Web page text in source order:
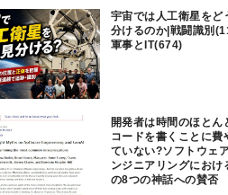
宇宙では人工衛星をど
分けるのか|戦闘識別
軍事とIT(674)
開発者は時間のほとん
コードを書くことに費
ていない?ソフトウェ
ンジニアリングにおけ
の8つの神話への賛否